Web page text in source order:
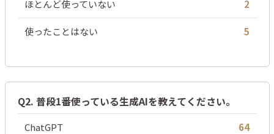
ほとんど使っていない 2
使ったことはない 5
Q2. 普段1番使っている生成AIを教えてください。
ChatGPT 64